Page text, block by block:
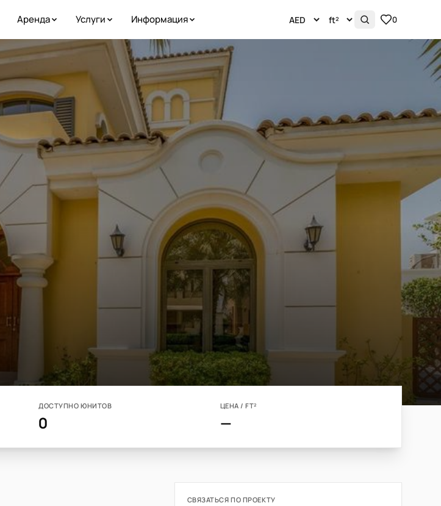
Аренда Услуги Информация 0
ДОСТУПНО ЮНИТОВ
0
ЦЕНА / FT²
—
СВЯЗАТЬСЯ ПО ПРОЕКТУ